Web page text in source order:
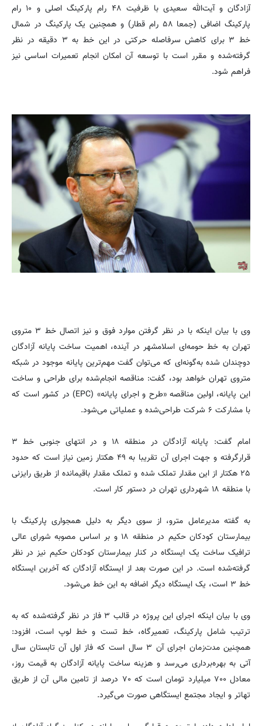
آزادگان و آیت‌الله سعیدی با ظرفیت ۴۸ رام پارکینگ اصلی و ۱۰ رام
پارکینگ اضافی (جمعا ۵۸ رام قطار) و همچنین یک پارکینگ در شمال
خط ۳ برای کاهش سرفاصله حرکتی در این خط به ۳ دقیقه در نظر
گرفته‌شده و مقرر است با توسعه آن امکان انجام تعمیرات اساسی نیز
فراهم شود.
وی با بیان اینکه با در نظر گرفتن موارد فوق و نیز اتصال خط ۳ متروی
تهران به خط حومه‌ای اسلامشهر در آینده، اهمیت ساخت پایانه آزادگان
دوچندان شده به‌گونه‌ای که می‌توان گفت مهم‌ترین پایانه موجود در شبکه
متروی تهران خواهد بود، گفت: مناقصه انجام‌شده برای طراحی و ساخت
این پایانه، اولین مناقصه «طرح و اجرای پایانه» (EPC) در کشور است که
با مشارکت ۶ شرکت طراحی‌شده و عملیاتی می‌شود.
امام گفت: پایانه آزادگان در منطقه ۱۸ و در انتهای جنوبی خط ۳
قرارگرفته و جهت اجرای آن تقریبا به ۴۹ هکتار زمین نیاز است که حدود
۲۵ هکتار از این مقدار تملک شده و تملک مقدار باقیمانده از طریق رایزنی
با منطقه ۱۸ شهرداری تهران در دستور کار است.
به گفته مدیرعامل مترو، از سوی دیگر به دلیل همجواری پارکینگ با
بیمارستان کودکان حکیم در منطقه ۱۸ و بر اساس مصوبه شورای عالی
ترافیک ساخت یک ایستگاه در کنار بیمارستان کودکان حکیم نیز در نظر
گرفته‌شده است. در این صورت بعد از ایستگاه آزادگان که آخرین ایستگاه
خط ۳ است، یک ایستگاه دیگر اضافه به این خط می‌شود.
وی با بیان اینکه اجرای این پروژه در قالب ۳ فاز در نظر گرفته‌شده که به
ترتیب شامل پارکینگ، تعمیرگاه، خط تست و خط لوپ است، افزود:
همچنین مدت‌زمان اجرای آن ۳ سال است که فاز اول آن تابستان سال
آتی به بهره‌برداری می‌رسد و هزینه ساخت پایانه آزادگان به قیمت روز،
معادل ۷۰۰ میلیارد تومان است که ۷۰ درصد از تامین مالی آن از طریق
تهاتر و ایجاد مجتمع ایستگاهی صورت می‌گیرد.